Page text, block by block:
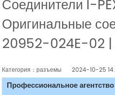
Соединители I-
Оригинальные
20952-024E-02 |
Категория：разъемы 2024-10-25
Профессиональное